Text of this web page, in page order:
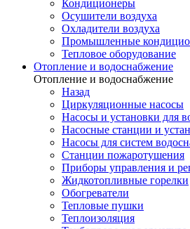
Кондиционеры
Осушители воздуха
Охладители воздуха
Промышленные
Тепловое оборудование
Отопление и водоснабжение
Отопление и водоснабжение
Назад
Циркуляционные насосы
Насосы и установки для
Насосные станции и
Насосы для систем
Станции пожаротушения
Приборы управления и
Жидкотопливные горелки
Обогреватели
Тепловые пушки
Теплоизоляция